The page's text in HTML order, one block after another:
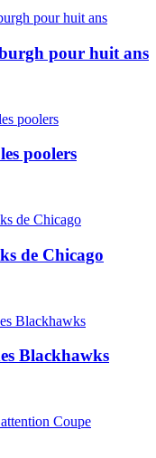
pour huit ans
poolers
de Chicago
Blackhawks